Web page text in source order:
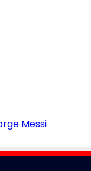
Messi